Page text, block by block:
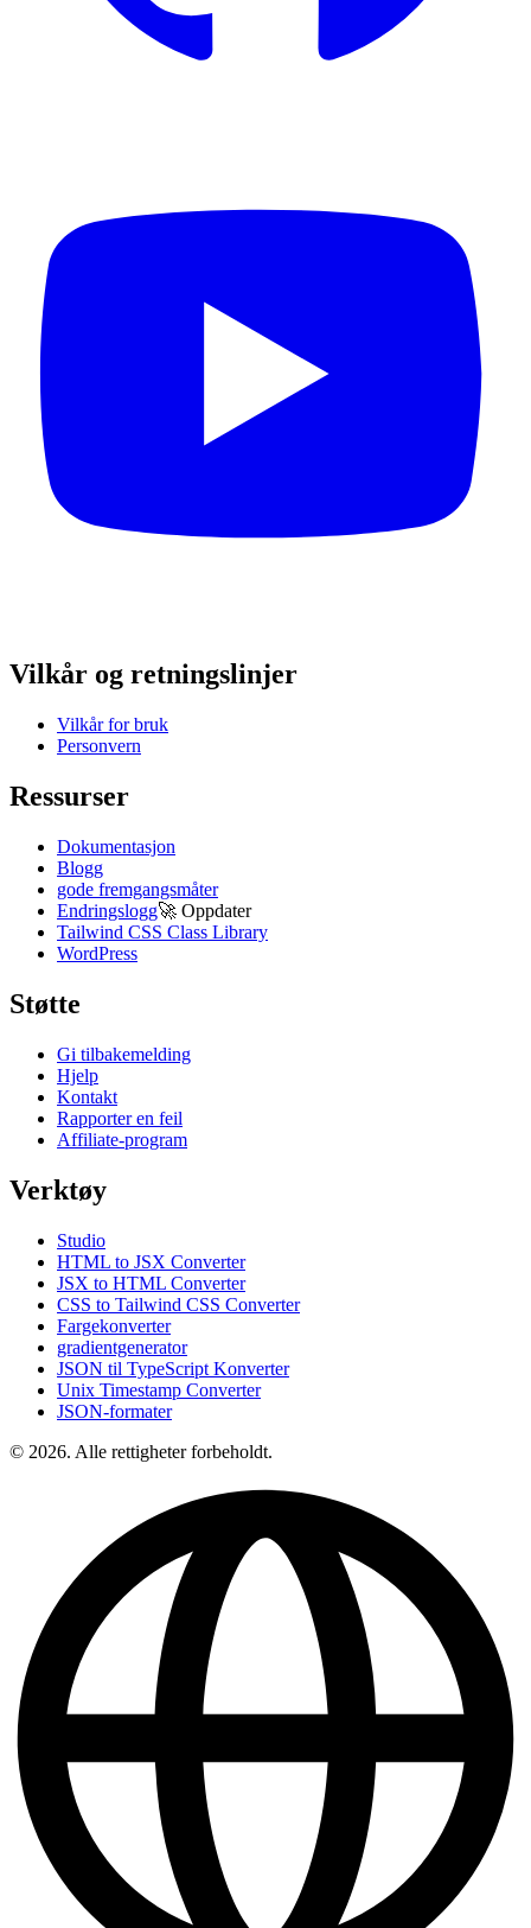
Vilkår og retningslinjer
Vilkår for bruk
Personvern
Ressurser
Dokumentasjon
Blogg
gode fremgangsmåter
Endringslogg🚀 Oppdater
Tailwind CSS Class Library
WordPress
Støtte
Gi tilbakemelding
Hjelp
Kontakt
Rapporter en feil
Affiliate-program
Verktøy
Studio
HTML to JSX Converter
JSX to HTML Converter
CSS to Tailwind CSS Converter
Fargekonverter
gradientgenerator
JSON til TypeScript Konverter
Unix Timestamp Converter
JSON-formater
© 2026. Alle rettigheter forbeholdt.